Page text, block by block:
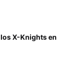
X-Knights en